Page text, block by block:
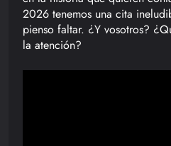
2026 tenemos una cita
pienso faltar. ¿Y vosotros?
la atención?